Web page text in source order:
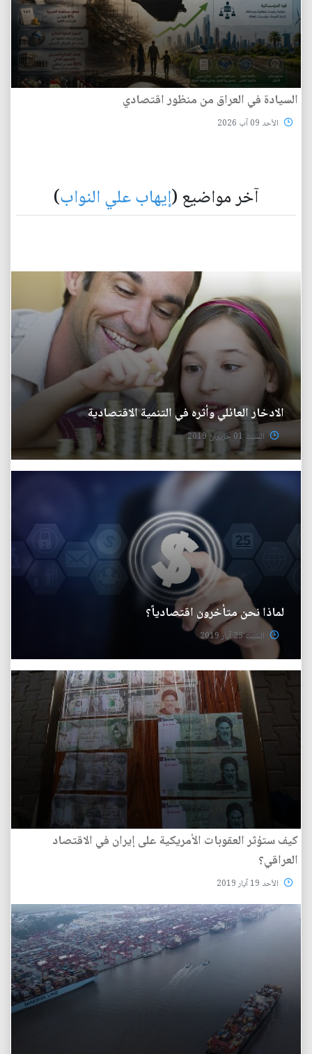
السيادة في العراق من منظور اقتصادي
الأحد 09 آب 2026
آخر مواضيع (إيهاب علي النواب)
الادخار العائلي وأثره في التنمية الاقتصادية
السبت 01 حزيران 2019
لماذا نحن متأخرون اقتصادياً؟
السبت 25 آيار 2019
كيف ستؤثر العقوبات الأمريكية على إيران في الاقتصاد
العراقي؟
الأحد 19 آيار 2019